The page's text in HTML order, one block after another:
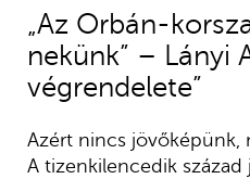
„Az Orbán-
nekünk” – Lányi
végrendelete”
Azért nincs jövőképünk,
A tizenkilencedik